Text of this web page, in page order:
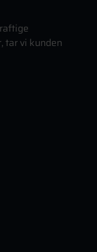
tar vi kunden